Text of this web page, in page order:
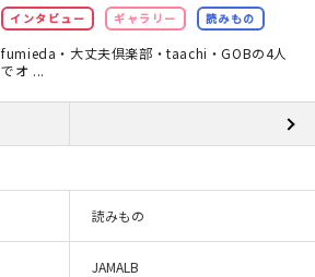
インタビュー ギャラリー 読みもの
fumieda・大丈夫倶楽部・taachi・GOBの4人
でオ ...
読みもの
JAMALB